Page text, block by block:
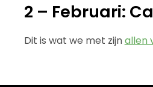
2 – Februari:
Dit is wat we met zijnallen